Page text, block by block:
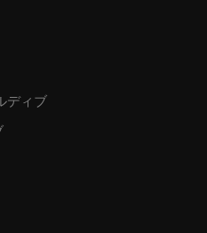
ディブ